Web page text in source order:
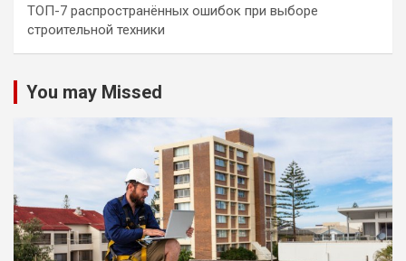
ТОП-7 распространённых ошибок при выборе
строительной техники
You may Missed